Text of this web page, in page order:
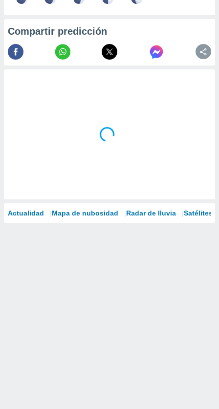
Compartir predicción
Actualidad Mapa de nubosidad Radar de lluvia Satélites